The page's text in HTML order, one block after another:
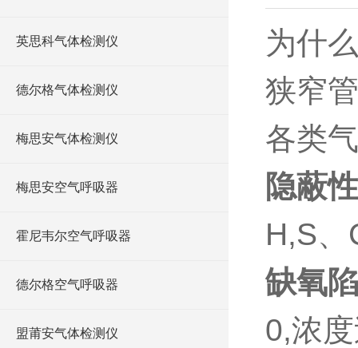
英思科气体检测仪
德尔格气体检测仪
梅思安气体检测仪
梅思安空气呼吸器
霍尼韦尔空气呼吸器
德尔格空气呼吸器
盟莆安气体检测仪
为什
狭窄
各类
隐蔽
H,S
缺氧
0,浓